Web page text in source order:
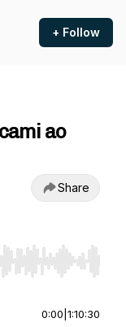
+ Follow
ao
Share
End to jump to
0:00 1:10:30